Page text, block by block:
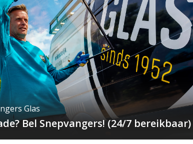
Glas
Bel Snepvangers! (24/7 bereikbaar)